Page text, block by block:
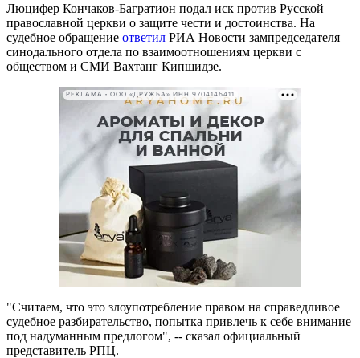
Люцифер Кончаков-Багратион подал иск против Русской
православной церкви о защите чести и достоинства. На
судебное обращение ответил РИА Новости зампредседателя
синодального отдела по взаимоотношениям церкви с
обществом и СМИ Вахтанг Кипшидзе.
РЕКЛАМА • ООО «ДРУЖБА» ИНН 9704146411
"Считаем, что это злоупотребление правом на справедливое
судебное разбирательство, попытка привлечь к себе внимание
под надуманным предлогом", -- сказал официальный
представитель РПЦ.